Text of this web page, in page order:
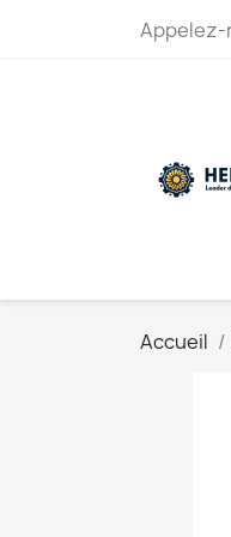
Appelez-
Accueil